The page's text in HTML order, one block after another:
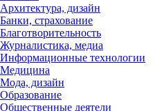
Архитектура, дизайн
Банки, страхование
Благотворительность
Журналистика, медиа
Информационные технологии
Медицина
Мода, дизайн
Образование
Общественные деятели